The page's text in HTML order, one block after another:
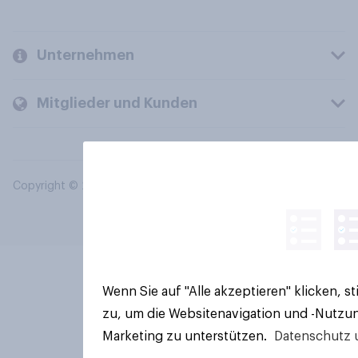
Unternehmen
Mitglieder und Kunden
Copyright © 2026 YouGov PLC. Alle Rechte vorbehalten.
Wenn Sie auf "Alle akzeptieren" klicken,
zu, um die Websitenavigation und -
Marketing zu unterstützen.
Datenschutz